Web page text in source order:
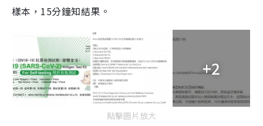
樣本，15分鐘知結果。
+2
點擊圖片放大